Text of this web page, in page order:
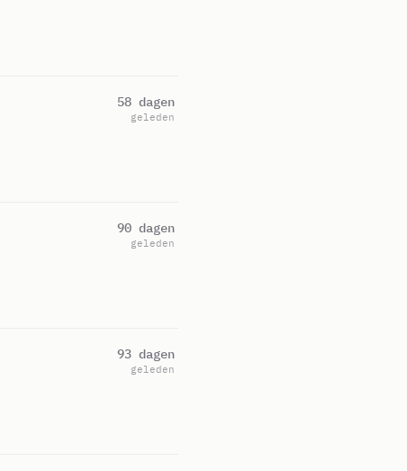
58 dagen
geleden
90 dagen
geleden
93 dagen
geleden